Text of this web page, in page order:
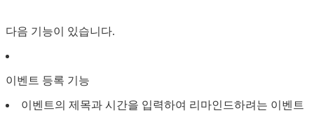
다음 기능이 있습니다.
이벤트 등록 기능
이벤트의 제목과 시간을 입력하여 리마인드하려는 이벤트